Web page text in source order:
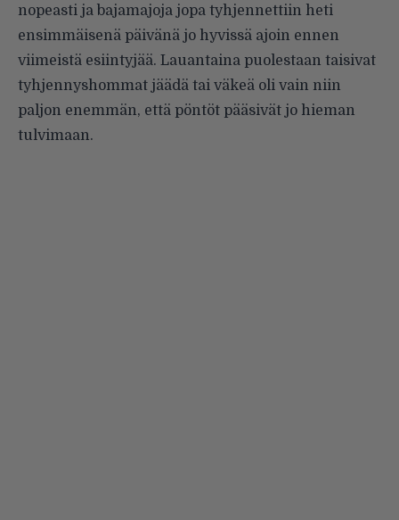
nopeasti ja bajamajoja jopa tyhjennettiin heti
ensimmäisenä päivänä jo hyvissä ajoin ennen
viimeistä esiintyjää. Lauantaina puolestaan taisivat
tyhjennyshommat jäädä tai väkeä oli vain niin
paljon enemmän, että pöntöt pääsivät jo hieman
tulvimaan.